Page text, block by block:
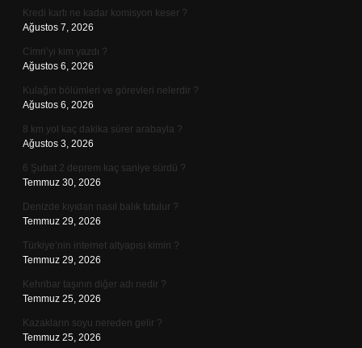
Kredi kartı ne kadar komisyon keser ?
Ağustos 7, 2026
Cimri’yi kim yazdı ?
Ağustos 6, 2026
Kulağın bölümleri ve görevleri nelerdir ?
Ağustos 6, 2026
8 km yol kaç dakika sürer arabayla ?
Ağustos 3, 2026
6 Şubat 2 deprem kaç saniye sürdü ?
Temmuz 30, 2026
Denizde kıyıdan nasıl balık tutulur ?
Temmuz 29, 2026
Türkiye’nin internet altyapısı kimin ?
Temmuz 29, 2026
Kehribar taşının diğer adı nedir ?
Temmuz 25, 2026
Kazakların soyu nereden gelir ?
Temmuz 25, 2026